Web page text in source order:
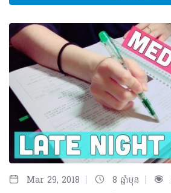
Mar 29, 2018 | 8 ឆ្នាំមុន |